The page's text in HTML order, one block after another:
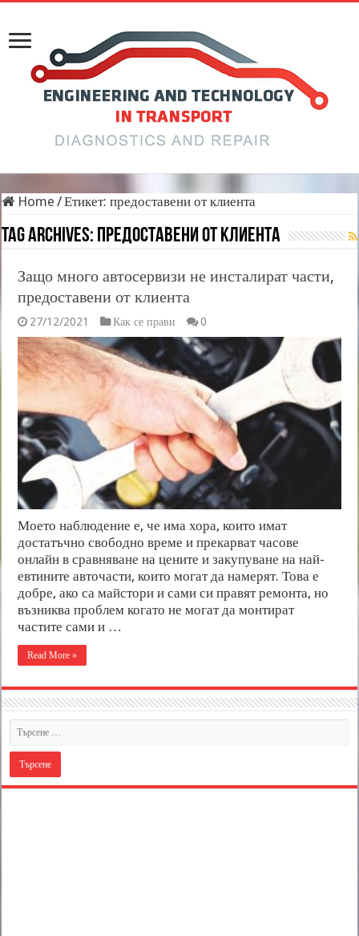
Home /Етикет:предоставени от клиента
Tag Archives: предоставени от клиента
Защо много автосервизи не инсталират части,
предоставени от клиента
27/12/2021 Как се прави 0
Моето наблюдение е, че има хора, които имат
достатъчно свободно време и прекарват часове
онлайн в сравняване на цените и закупуване на най-
евтините авточасти, които могат да намерят. Това е
добре, ако са майстори и сами си правят ремонта, но
възниква проблем когато не могат да монтират
частите сами и …
Read More »